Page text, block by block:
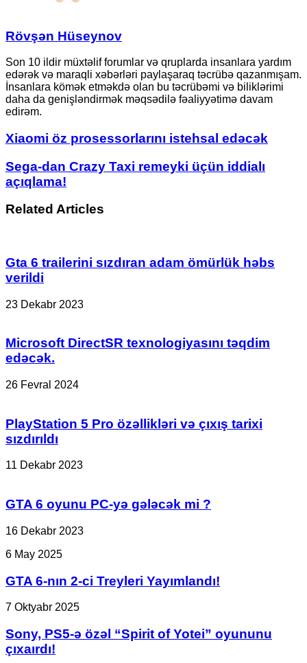
Rövşən Hüseynov
Son 10 ildir müxtəlif forumlar və qruplarda insanlara yardım
edərək və maraqli xəbərləri paylaşaraq təcrübə qazanmışam.
İnsanlara kömək etməkdə olan bu təcrübəmi və biliklərimi
daha da genişləndirmək məqsədilə fəaliyyətimə davam
edirəm.
Xiaomi
prosessorlarını
istehsal
edəcək
Xiaomi öz prosessorlarını istehsal edəcək
Sega-
dan
Crazy
Taxi
remeyki
Sega-dan Crazy Taxi remeyki üçün iddialı
açıqlama!
Related Articles
Gta 6 trailerini sızdıran adam ömürlük həbs
verildi
23 Dekabr 2023
Microsoft DirectSR texnologiyasını təqdim
edəcək.
26 Fevral 2024
PlayStation 5 Pro özəllikləri və çıxış tarixi
sızdırıldı
11 Dekabr 2023
GTA 6 oyunu PC-yə gələcək mi ?
16 Dekabr 2023
GTA
nın
2-
ci
Treyleri
Yayımlandı!
6 May 2025
GTA 6-nın 2-ci Treyleri Yayımlandı!
Sony,
ə
özəl
“Spirit
7 Oktyabr 2025
Sony, PS5-ə özəl “Spirit of Yotei” oyununu
çıxaırdı!